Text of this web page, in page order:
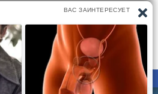
ПОЛИТИКА КОНФИДЕНЦИАЛЬНОСТИ